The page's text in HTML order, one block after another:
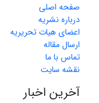
صفحه اصلی
درباره نشریه
اعضای هیات تحریریه
ارسال مقاله
تماس با ما
نقشه سایت
آخرین اخبار